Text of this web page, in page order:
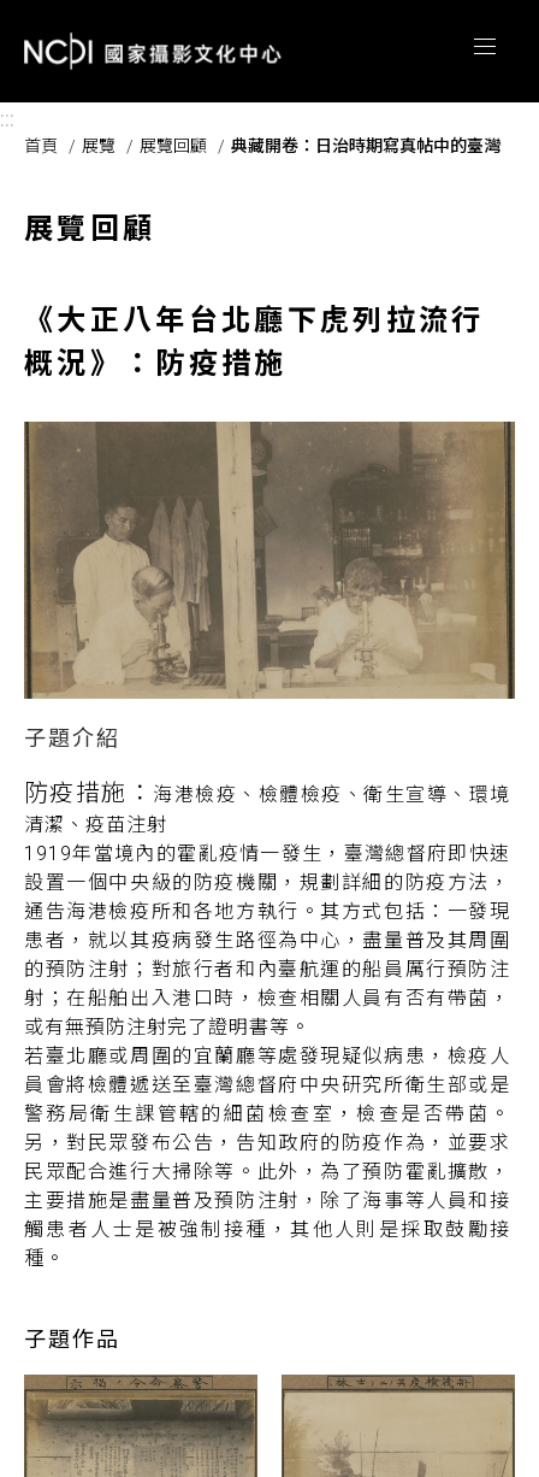
:::
首頁 展覽 展覽回顧 典藏開卷：日治時期寫真帖中的臺灣
展覽回顧
《大正八年台北廳下虎列拉流行
概況》：防疫措施
防疫措施： 海港檢疫、檢體檢疫、衛生宣導、環境
清潔、疫苗注射
1919年當境內的霍亂疫情一發生，臺灣總督府即快速
設置一個中央級的防疫機關，規劃詳細的防疫方法，
通告海港檢疫所和各地方執行。其方式包括：一發現
患者，就以其疫病發生路徑為中心，盡量普及其周圍
的預防注射；對旅行者和內臺航運的船員厲行預防注
射；在船舶出入港口時，檢查相關人員有否有帶菌，
或有無預防注射完了證明書等。
若臺北廳或周圍的宜蘭廳等處發現疑似病患，檢疫人
員會將檢體遞送至臺灣總督府中央研究所衛生部或是
警務局衛生課管轄的細菌檢查室，檢查是否帶菌。
另，對民眾發布公告，告知政府的防疫作為，並要求
民眾配合進行大掃除等。此外，為了預防霍亂擴散，
主要措施是盡量普及預防注射，除了海事等人員和接
觸患者人士是被強制接種，其他人則是採取鼓勵接
種。
子題作品